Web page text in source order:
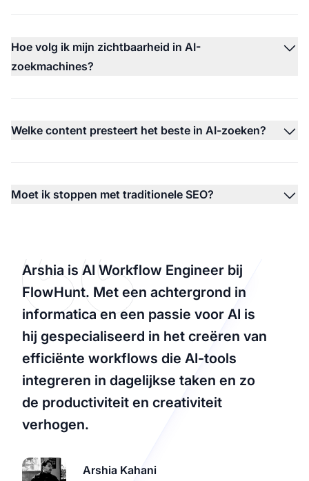
Hoe volg ik mijn zichtbaarheid in AI-
zoekmachines?
Welke content presteert het beste in AI-zoeken?
Moet ik stoppen met traditionele SEO?
Arshia is AI Workflow Engineer bij
FlowHunt. Met een achtergrond in
informatica en een passie voor AI is
hij gespecialiseerd in het creëren van
efficiënte workflows die AI-tools
integreren in dagelijkse taken en zo
de productiviteit en creativiteit
verhogen.
Arshia Kahani